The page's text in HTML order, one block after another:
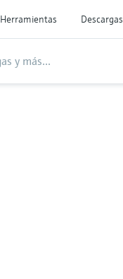
Herramientas Descargas